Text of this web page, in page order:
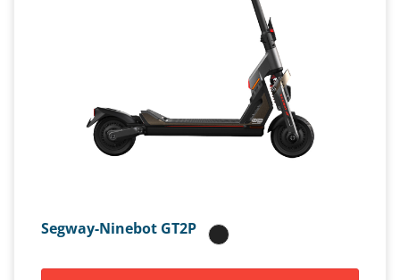
Segway-Ninebot GT2P